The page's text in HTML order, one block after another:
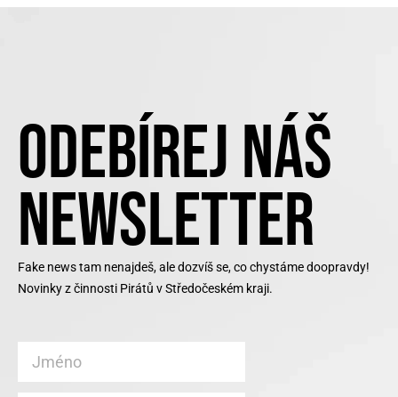
ODEBÍREJ NÁŠ
NEWSLETTER
Fake news tam nenajdeš, ale dozvíš se, co chystáme doopravdy!
Novinky z činnosti Pirátů v Středočeském kraji.